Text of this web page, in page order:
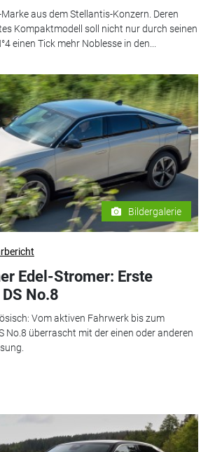
aus dem Stellantis-Konzern. Deren
Kompaktmodell soll nicht nur durch seinen
einen Tick mehr Noblesse in den...
Bildergalerie
Edel-Stromer: Erste
No.8
Vom aktiven Fahrwerk bis zum
No.8 überrascht mit der einen oder anderen